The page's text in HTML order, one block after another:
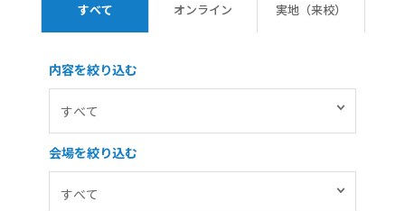
すべて オンライン 実地（来校）
内容を絞り込む
会場を絞り込む